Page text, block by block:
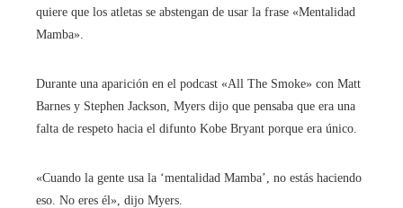
quiere que los atletas se abstengan de usar la frase «Mentalidad
Mamba».
Durante una aparición en el podcast «All The Smoke» con Matt
Barnes y Stephen Jackson, Myers dijo que pensaba que era una
falta de respeto hacia el difunto Kobe Bryant porque era único.
«Cuando la gente usa la ‘mentalidad Mamba’, no estás haciendo
eso. No eres él», dijo Myers.